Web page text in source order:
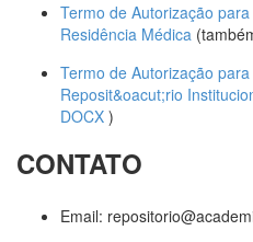
Termo de Autorização
Residência Médica
Termo de Autorização
Reposit&oacut;rio
DOCX )
CONTATO
Email: